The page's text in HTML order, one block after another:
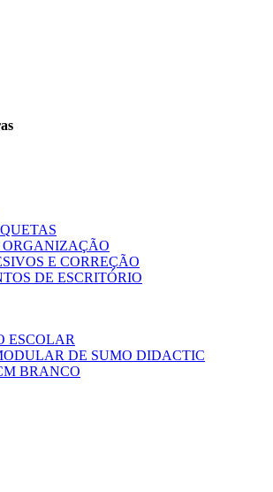
E CORREÇÃO
DE ESCRITÓRIO
ESCOLAR
DE SUMO DIDACTIC
BRANCO